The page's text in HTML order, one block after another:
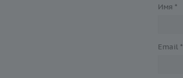
Имя *
Email *